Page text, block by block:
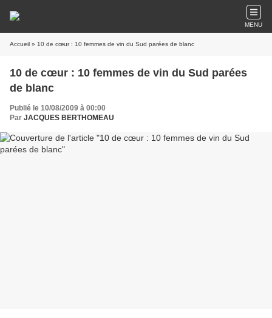
MENU
Accueil » 10 de cœur : 10 femmes de vin du Sud parées de blanc
10 de cœur : 10 femmes de vin du Sud parées
de blanc
Publié le 10/08/2009 à 00:00
Par JACQUES BERTHOMEAU